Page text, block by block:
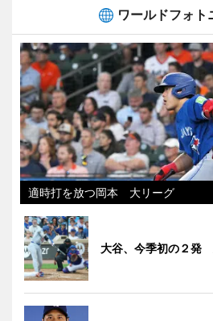
ワールドフォト
適時打を放つ岡本 大リーグ
大谷、今季初の２発